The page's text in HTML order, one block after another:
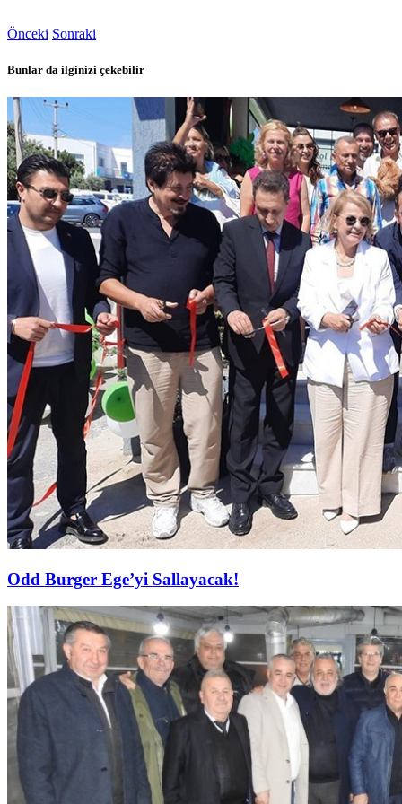
Önceki Sonraki
Bunlar da ilginizi çekebilir
Odd Burger Ege’yi Sallayacak!